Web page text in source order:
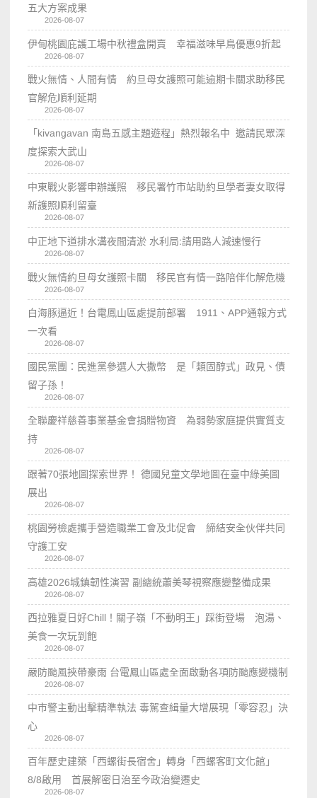
五大方案成果
2026-08-07
伊甸桃園庇護工場中秋禮盒開賣 幸福滋味早鳥優惠9折起
2026-08-07
戰火無情、人間有情 約旦母女護照可能逾期卡關求助移民
官解危順利延期
2026-08-07
「kivangavan 南島五感主題遊程」熱烈報名中 邀請民眾深
度探索大武山
2026-08-07
中東戰火影響申辦護照 移民署竹市站助約旦學者妻女取得
新護照順利留臺
2026-08-07
中正地下道排水溝夜間清淤 水利局:請用路人減速慢行
2026-08-07
戰火無情約旦母女護照卡關 移民官有情一路陪伴化解危機
2026-08-07
白海豚逼近！台電鳳山區處提前部署 1911、APP通報方式
一次看
2026-08-07
國民黨團：民進黨參選人大撒幣 是「類固醇式」政見、債
留子孫！
2026-08-07
全聯慶祥慈善事業基金會捐贈物資 為弱勢家庭提供實質支
持
2026-08-07
跟著70張地圖探索世界！ 德國兒童文學地圖在臺中綠美圖
展出
2026-08-07
桃園勞檢處攜手營造職業工會及北促會 締結安全伙伴共同
守護工安
2026-08-07
高雄2026城鎮韌性演習 副總統蕭美琴視察應變整備成果
2026-08-07
西拉雅夏日好Chill！關子嶺「不動明王」踩街登場 泡湯、
美食一次玩到飽
2026-08-07
嚴防颱風挾帶豪雨 台電鳳山區處全面啟動各項防颱應變機制
2026-08-07
中市警主動出擊精準執法 毒駕查緝量大增展現「零容忍」決
心
2026-08-07
百年歷史建築「西螺街長宿舍」轉身「西螺客町文化館」
8/8啟用 首展解密日治至今政治變遷史
2026-08-07